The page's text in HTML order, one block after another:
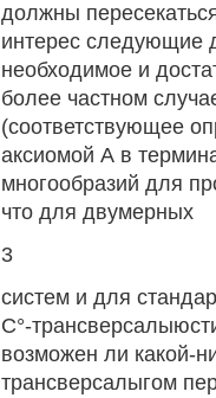
должны
интерес следующие
необходимое и
более частном
(соответствующее
аксиомой А в
многообразий для
что для двумерных
3
систем и для
С°-
возможен ли какой-
трансверсалыгом